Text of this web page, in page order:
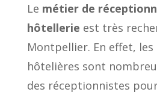
Le métier de
hôtellerie est très
Montpellier. En effet,
hôtelières sont
des réceptionnistes